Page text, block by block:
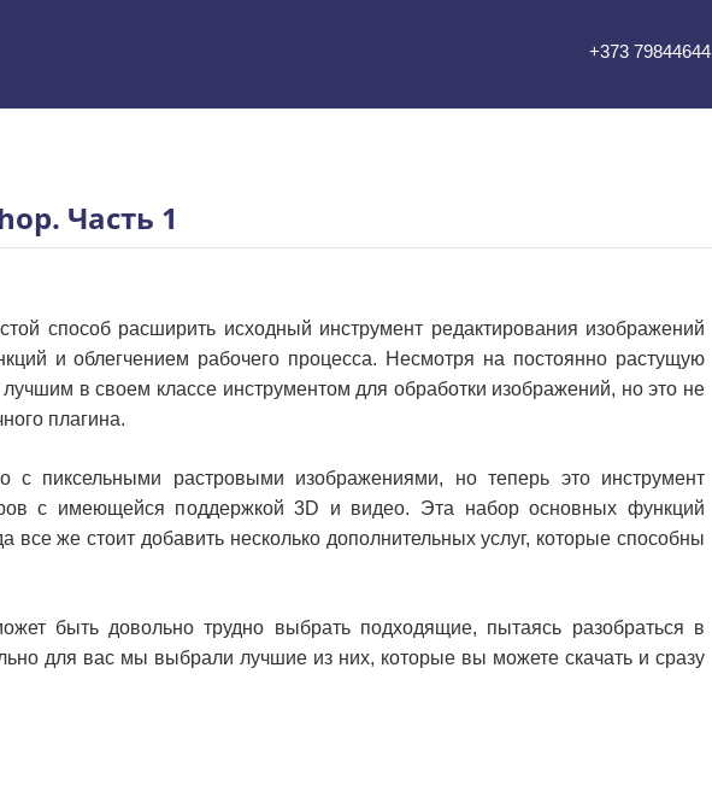
+373 79844644
Часть 1
способ расширить исходный инструмент редактирования изображений
и облегчением рабочего процесса. Несмотря на постоянно растущую
в своем классе инструментом для обработки изображений, но это не
плагина.
с пиксельными растровыми изображениями, но теперь это инструмент
с имеющейся поддержкой 3D и видео. Эта набор основных функций
же стоит добавить несколько дополнительных услуг, которые способны
быть довольно трудно выбрать подходящие, пытаясь разобраться в
для вас мы выбрали лучшие из них, которые вы можете скачать и сразу